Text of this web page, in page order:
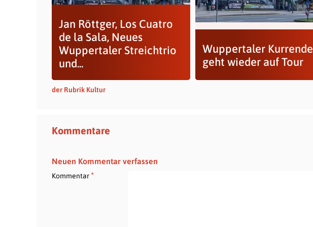
Jan Röttger, Los Cuatro
de la Sala, Neues
Wuppertaler Streichtrio
und...
Wuppertaler Kurrende
geht wieder auf Tour
der Rubrik Kultur
Kommentare
Neuen Kommentar verfassen
Kommentar*